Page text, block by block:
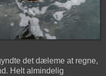
det dæleme at regne,
Helt almindelig